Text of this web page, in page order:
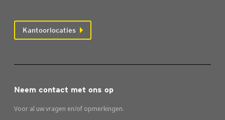
Kantoorlocaties
Neem contact met ons op
Voor al uw vragen en/of opmerkingen.